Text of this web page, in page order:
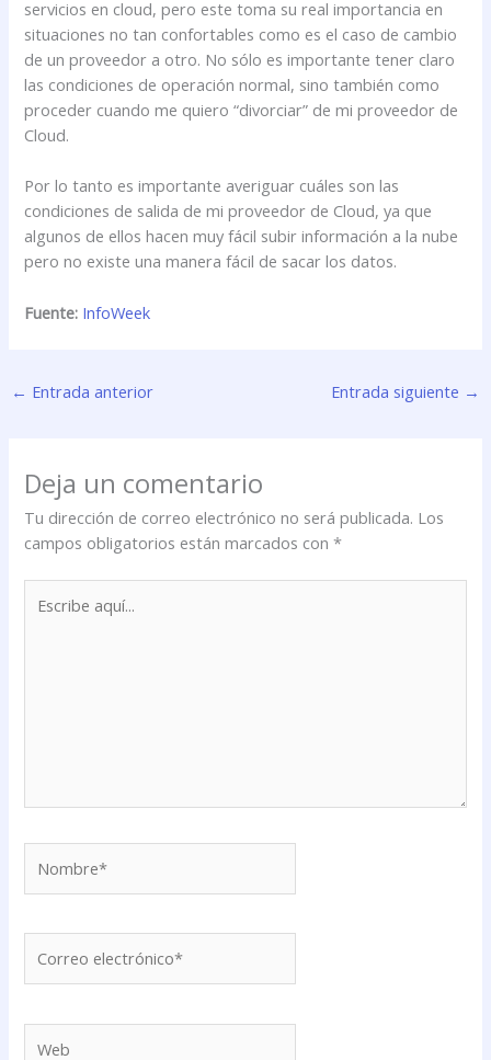
servicios en cloud, pero este toma su real importancia en
situaciones no tan confortables como es el caso de cambio
de un proveedor a otro. No sólo es importante tener claro
las condiciones de operación normal, sino también como
proceder cuando me quiero “divorciar” de mi proveedor de
Cloud.
Por lo tanto es importante averiguar cuáles son las
condiciones de salida de mi proveedor de Cloud, ya que
algunos de ellos hacen muy fácil subir información a la nube
pero no existe una manera fácil de sacar los datos.
Fuente: InfoWeek
← Entrada anterior Entrada siguiente →
Deja un comentario
Tu dirección de correo electrónico no será publicada. Los
campos obligatorios están marcados con*
aquí...
electrónico*